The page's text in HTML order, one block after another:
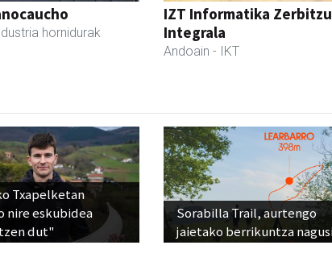
hornidurak
IZT Informatika Zerbitzu
Integrala
Andoain - IKT
Txapelketan
nire eskubidea
dut"
Sorabilla Trail, aurtengo
jaietako berrikuntza